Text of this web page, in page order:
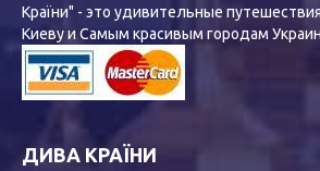
Країни" - это удивительные
Киеву и Самым красивым городам
ДИВА КРАЇНИ